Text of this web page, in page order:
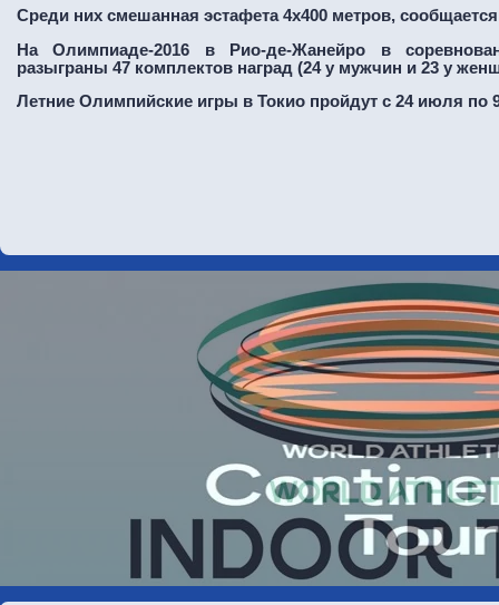
Среди них смешанная эстафета 4х400 метров,
На Олимпиаде-2016 в Рио-де-Жанейро в
разыграны 47 комплектов наград (24 у мужчин и 23 у
Летние Олимпийские игры в Токио пройдут с 24 июля по 9